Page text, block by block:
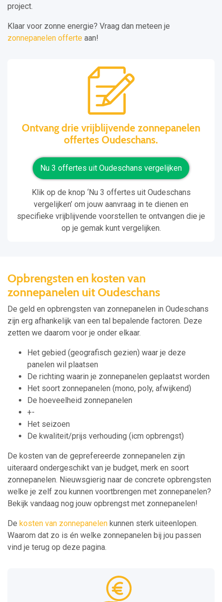
project.
Klaar voor zonne energie? Vraag dan meteen je
zonnepanelen offerte aan!
Ontvang drie vrijblijvende zonnepanelen
offertes Oudeschans.
Nu 3 offertes uit Oudeschans vergelijken
Klik op de knop ‘Nu 3 offertes uit Oudeschans
vergelijken’ om jouw aanvraag in te dienen en
specifieke vrijblijvende voorstellen te ontvangen die je
op je gemak kunt vergelijken.
Opbrengsten en kosten van
zonnepanelen uit Oudeschans
De geld en opbrengsten van zonnepanelen in Oudeschans
zijn erg afhankelijk van een tal bepalende factoren. Deze
zetten we daarom voor je onder elkaar.
Het gebied (geografisch gezien) waar je deze
panelen wil plaatsen
De richting waarin je zonnepanelen geplaatst worden
Het soort zonnepanelen (mono, poly, afwijkend)
De hoeveelheid zonnepanelen
+-
Het seizoen
De kwaliteit/prijs verhouding (icm opbrengst)
De kosten van de geprefereerde zonnepanelen zijn
uiteraard ondergeschikt van je budget, merk en soort
zonnepanelen. Nieuwsgierig naar de concrete opbrengsten
welke je zelf zou kunnen voortbrengen met zonnepanelen?
Bekijk vandaag nog jouw opbrengst met zonnepanelen!
De kosten van zonnepanelen kunnen sterk uiteenlopen.
Waarom dat zo is én welke zonnepanelen bij jou passen
vind je terug op deze pagina.